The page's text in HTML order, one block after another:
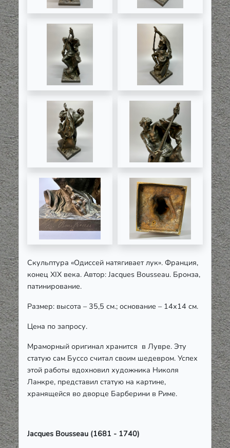
Скульптура «Одиссей натягивает лук». Франция,
конец XIX века. Автор: Jacques Bousseau. Бронза,
патинирование.
Размер: высота – 35,5 см.; основание – 14х14 см.
Цена по запросу.
Мраморный оригинал хранится в Лувре. Эту
статую сам Буссо считал своим шедевром. Успех
этой работы вдохновил художника Николя
Ланкре, представил статую на картине,
хранящейся во дворце Барберини в Риме.
Jacques Bousseau (1681 - 1740)